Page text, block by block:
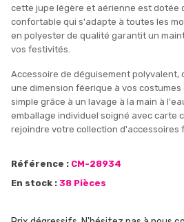
cette jupe légère et aérienne est dotée
confortable qui s'adapte à toutes les
en polyester de qualité garantit un
vos festivités.
Accessoire de déguisement polyvalent,
une dimension féerique à vos
simple grâce à un lavage à la main à
emballage individuel soigné avec carte
rejoindre votre collection d'accessoires
Référence : CM-28934
En stock : 38 Pièces